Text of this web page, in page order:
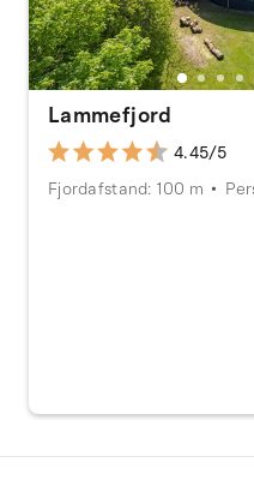
Lammefjord
4.45/5
Fjordafstand: 100 m